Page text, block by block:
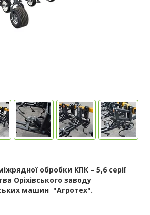
обробки КПК – 5,6 серії
Оріхівського заводу
машин "Агротех".